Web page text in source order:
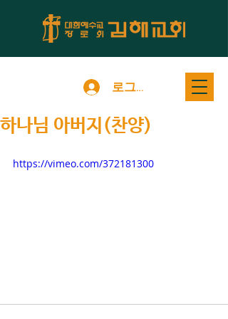
로그인
하나님 아버지(찬양)
https://vimeo.com/372181300